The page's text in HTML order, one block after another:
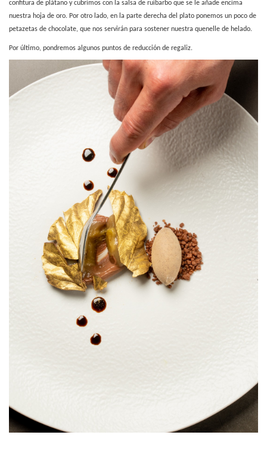
confitura de plátano y cubrimos con la salsa de ruibarbo que se le añade encima
nuestra hoja de oro. Por otro lado, en la parte derecha del plato ponemos un poco de
petazetas de chocolate, que nos servirán para sostener nuestra quenelle de helado.
Por último, pondremos algunos puntos de reducción de regaliz.